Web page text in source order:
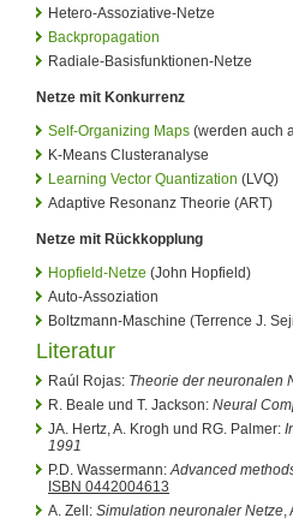
Hetero-Assoziative-Netze
Backpropagation
Radiale-Basisfunktionen-Netze
Netze mit Konkurrenz
Self-Organizing Maps (werden auch
K-Means Clusteranalyse
Learning Vector Quantization (LVQ)
Adaptive Resonanz Theorie (ART)
Netze mit Rückkopplung
Hopfield-Netze (John Hopfield)
Auto-Assoziation
Boltzmann-Maschine (Terrence J.
Literatur
Raúl Rojas: Theorie der neuronalen
R. Beale und T. Jackson: Neural
JA. Hertz, A. Krogh und RG. Palmer:
1991
P.D. Wassermann:Advanced
ISBN 0442004613
A. Zell: Simulation neuronaler Netze,